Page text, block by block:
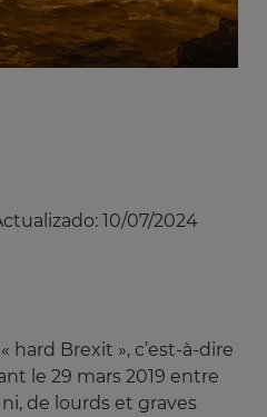
10/07/2024
hard Brexit », c’est-à-dire
le 29 mars 2019 entre
de lourds et graves